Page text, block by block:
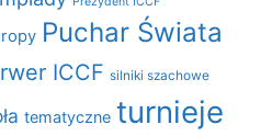
Puchar Świata
ICCF silniki szachowe
tematyczne turnieje